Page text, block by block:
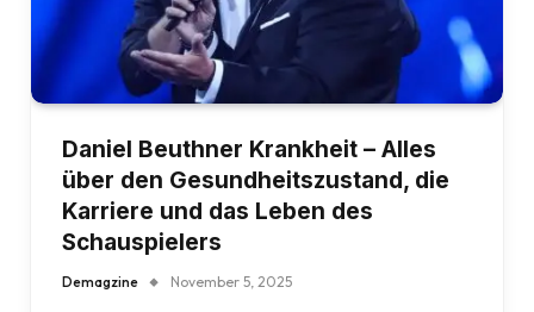
Daniel Beuthner Krankheit – Alles
über den Gesundheitszustand, die
Karriere und das Leben des
Schauspielers
Demagzine November 5, 2025